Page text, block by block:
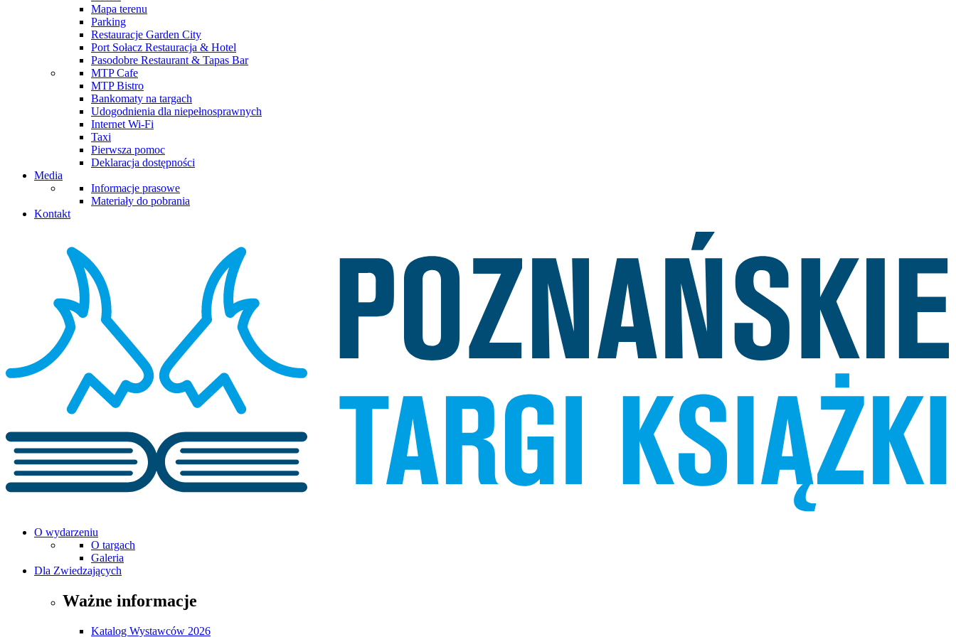
Mapa terenu
Parking
Restauracje Garden City
Port Sołacz Restauracja & Hotel
Pasodobre Restaurant & Tapas Bar
MTP Cafe
MTP Bistro
Bankomaty na targach
Udogodnienia dla niepełnosprawnych
Internet Wi-Fi
Taxi
Pierwsza pomoc
Deklaracja dostępności
Media
Informacje prasowe
Materiały do pobrania
Kontakt
O wydarzeniu
O targach
Galeria
Dla Zwiedzających
Ważne informacje
Katalog Wystawców 2026